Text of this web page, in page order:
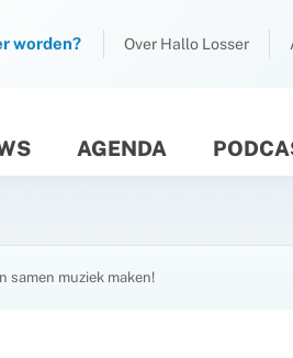
worden? Over Hallo Losser
AGENDA
samen muziek maken!